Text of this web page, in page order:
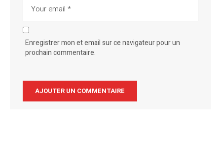
Enregistrer mon et email sur ce navigateur pour un
prochain commentaire.